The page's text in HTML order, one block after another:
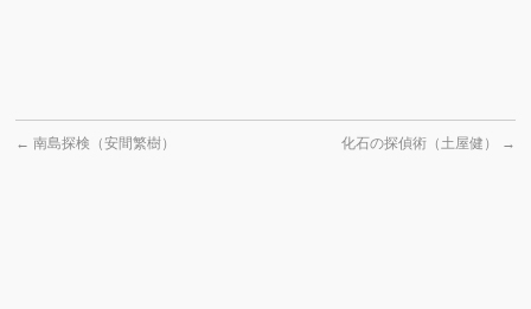
← 南島探検（安間繁樹） 化石の探偵術（土屋健） →